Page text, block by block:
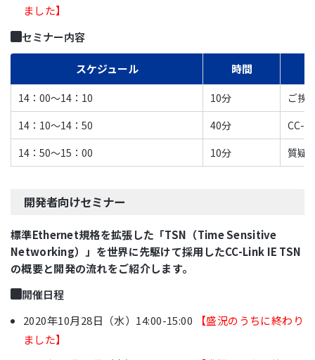
ました】
セミナー内容
スケジュール 時間
14：00～14：10 10分
ご挨
14：10～14：50
40分
CC-
14：50～15：00
10分 質疑
開発者向けセミナー
標準Ethernet規格を拡張した「TSN（Time Sensitive
Networking）」を世界に先駆けて採用したCC-Link IE TSN
の概要と開発の流れをご紹介します。
開催日程
2020年10月28日（水）14:00-15:00
【盛況のうちに終わり
ました】